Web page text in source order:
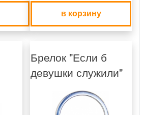
в корзину
Брелок "Если б
девушки служили"